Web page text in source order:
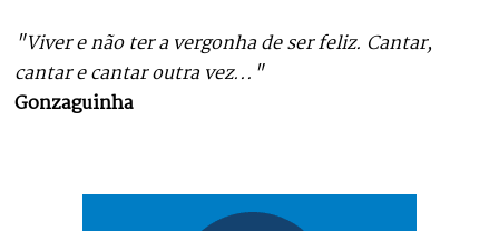
"Viver e não ter a vergonha de ser feliz. Cantar,
cantar e cantar outra vez..."
Gonzaguinha